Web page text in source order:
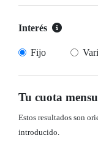
Interés
Fijo
Tu cuota
Estos resultados son
introducido.